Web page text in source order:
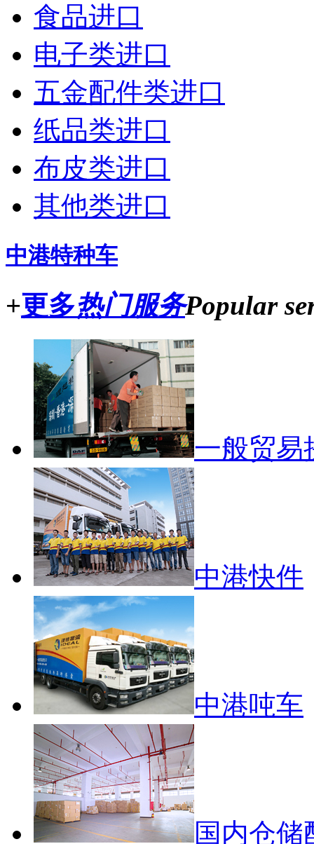
食品进口
电子类进口
五金配件类进口
纸品类进口
布皮类进口
其他类进口
中港特种车
+更多热门服务Popular
一般贸易
中港快件
中港吨车
国内仓储